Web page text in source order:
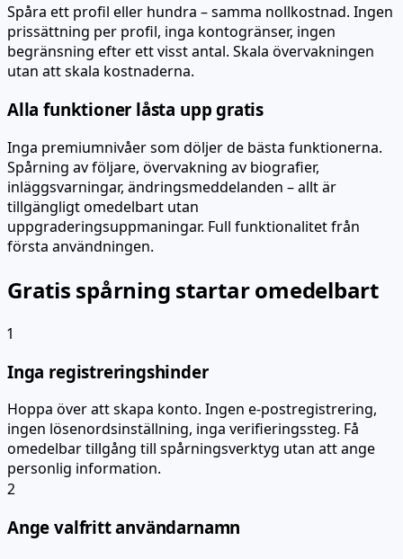
Spåra ett profil eller hundra – samma nollkostnad. Ingen
prissättning per profil, inga kontogränser, ingen
begränsning efter ett visst antal. Skala övervakningen
utan att skala kostnaderna.
Alla funktioner låsta upp gratis
Inga premiumnivåer som döljer de bästa funktionerna.
Spårning av följare, övervakning av biografier,
inläggsvarningar, ändringsmeddelanden – allt är
tillgängligt omedelbart utan
uppgraderingsuppmaningar. Full funktionalitet från
första användningen.
Gratis spårning startar omedelbart
1
Inga registreringshinder
Hoppa över att skapa konto. Ingen e-postregistrering,
ingen lösenordsinställning, inga verifieringssteg. Få
omedelbar tillgång till spårningsverktyg utan att ange
personlig information.
2
Ange valfritt användarnamn